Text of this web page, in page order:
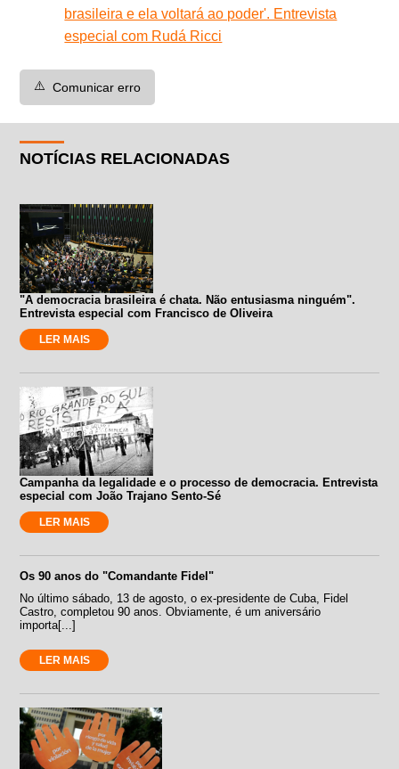
brasileira e ela voltará ao poder'. Entrevista
especial com Rudá Ricci
⚠️ Comunicar erro
NOTÍCIAS RELACIONADAS
"A democracia brasileira é chata. Não entusiasma ninguém".
Entrevista especial com Francisco de Oliveira
LER MAIS
Campanha da legalidade e o processo de democracia. Entrevista
especial com João Trajano Sento-Sé
LER MAIS
Os 90 anos do "Comandante Fidel"
No último sábado, 13 de agosto, o ex-presidente de Cuba, Fidel
Castro, completou 90 anos. Obviamente, é um aniversário
importa[...]
LER MAIS